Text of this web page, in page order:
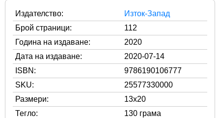
Издателство:
Изток-Запад
Брой страници:
112
Година на издаване:
2020
Дата на издаване:
2020-07-14
ISBN:
9786190106777
SKU:
25577330000
Размери:
13x20
Тегло:
130 грама